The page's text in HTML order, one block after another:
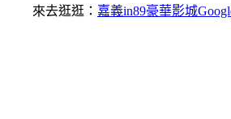
來去逛逛： 嘉義in89豪華影城